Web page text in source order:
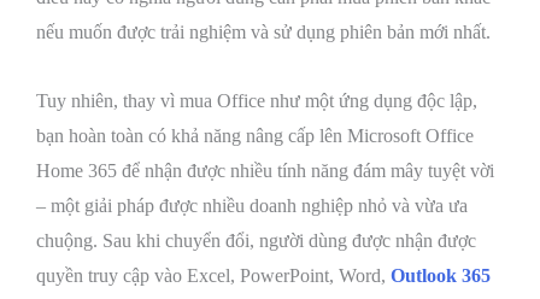
nếu muốn được trải nghiệm và sử dụng phiên bản mới nhất.
Tuy nhiên, thay vì mua Office như một ứng dụng độc lập,
bạn hoàn toàn có khả năng nâng cấp lên Microsoft Office
Home 365 để nhận được nhiều tính năng đám mây tuyệt vời
– một giải pháp được nhiều doanh nghiệp nhỏ và vừa ưa
chuộng. Sau khi chuyển đổi, người dùng được nhận được
quyền truy cập vào Excel, PowerPoint, Word, Outlook 365